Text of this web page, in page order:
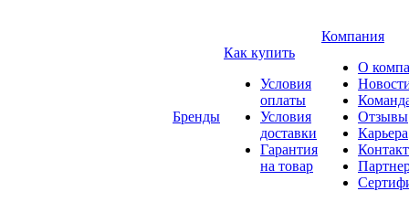
Бренды
Как купить
Условия
оплаты
Условия
доставки
Гарантия
на товар
Компания
О
Отзывы
Карьера